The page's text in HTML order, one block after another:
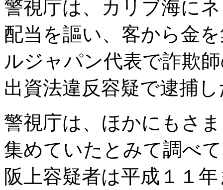
警視庁は、カリブ海に
配当を謳い、客から金
ルジャパン代表で詐欺
出資法違反容疑で逮捕
警視庁は、ほかにもさ
集めていたとみて調べ
阪上容疑者は平成１１